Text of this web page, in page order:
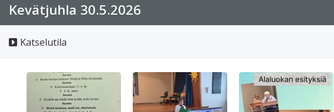
Kevätjuhla 30.5.2026
Katselutila